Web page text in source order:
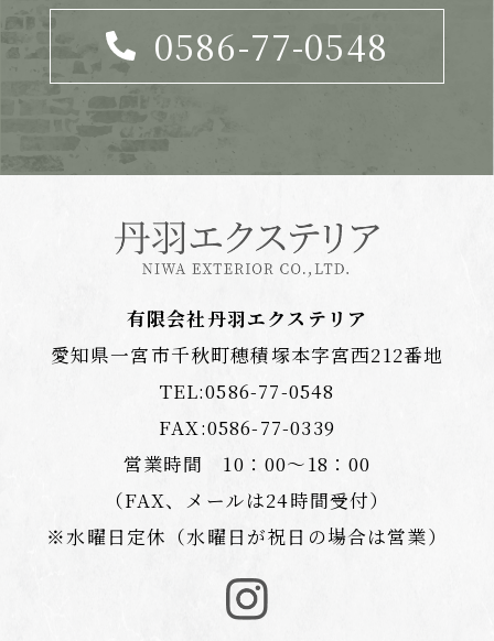
0586-77-0548
有限会社丹羽エクステリア
愛知県一宮市千秋町穂積塚本字宮西212番地
TEL:0586-77-0548
FAX:0586-77-0339
営業時間 10：00〜18：00
（FAX、メールは24時間受付）
※水曜日定休（水曜日が祝日の場合は営業）